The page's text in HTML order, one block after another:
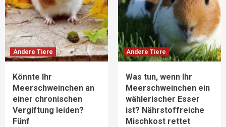
Andere Tiere
Könnte Ihr
Meerschweinchen an
einer chronischen
Vergiftung leiden?
Fünf
Andere Tiere
Was tun, wenn Ihr
Meerschweinchen ein
wählerischer Esser
ist? Nährstoffreiche
Mischkost rettet